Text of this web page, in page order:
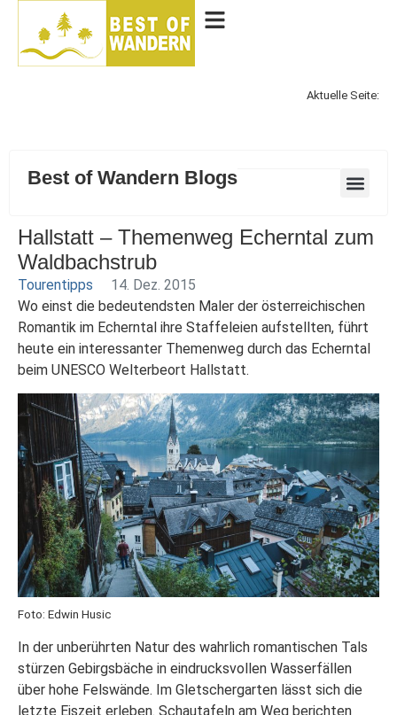
Aktuelle Seite:
Best of Wandern Blogs
Hallstatt – Themenweg Echerntal zum
Waldbachstrub
Tourentipps
14. Dez. 2015
Wo einst die bedeutendsten Maler der österreichischen
Romantik im Echerntal ihre Staffeleien aufstellten, führt
heute ein interessanter Themenweg durch das Echerntal
beim UNESCO Welterbeort Hallstatt.
Foto: Edwin Husic
In der unberührten Natur des wahrlich romantischen Tals
stürzen Gebirgsbäche in eindrucksvollen Wasserfällen
über hohe Felswände. Im Gletschergarten lässt sich die
letzte Eiszeit erleben. Schautafeln am Weg berichten